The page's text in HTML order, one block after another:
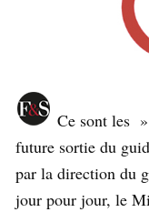
Ce sont les »
future sortie du
par la direction du
jour pour jour, le